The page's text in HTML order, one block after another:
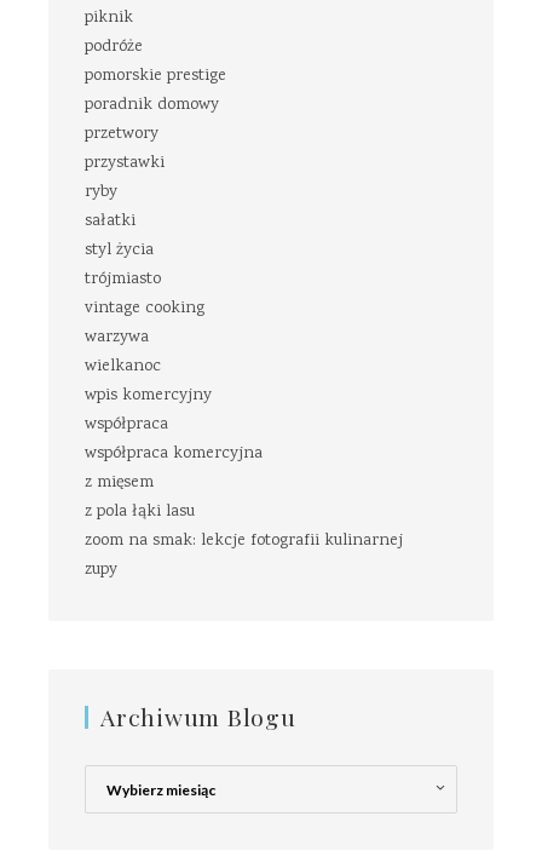
piknik
podróże
pomorskie prestige
poradnik domowy
przetwory
przystawki
ryby
sałatki
styl życia
trójmiasto
vintage cooking
warzywa
wielkanoc
wpis komercyjny
współpraca
współpraca komercyjna
z mięsem
z pola łąki lasu
zoom na smak: lekcje fotografii kulinarnej
zupy
Archiwum Blogu
Archiwum
Blogu